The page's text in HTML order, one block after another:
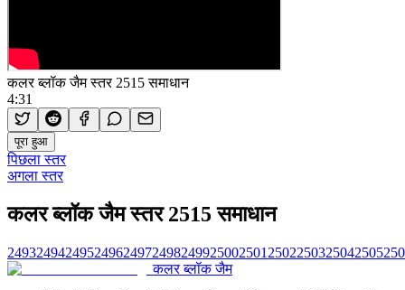
कलर ब्लॉक जैम स्तर 2515 समाधान
4:31
पूरा हुआ
पिछला स्तर
अगला स्तर
कलर ब्लॉक जैम स्तर 2515 समाधान
249324942495249624972498249925002501 2502250325042505
कलर ब्लॉक जैम